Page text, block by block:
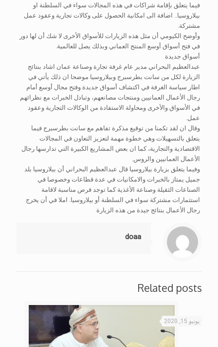
فيما يتعلق بإقامة شراكات في هذه المجالات سواء في السلطنة او
بيلاروسيا.. اضافة الى امكانية الحصول على وكالات تجارية وعقود عمل
مشتركة.
وأوضح الكيومي أن مثل هذه الزيارات للأسواق الأخرى لا شك أن لها دور
في فتح أسواق أوسع المنتج العماني وبذلك يصل للعالمية.
أسواق جديدة
عبدالعظيم البحراني مدير عام غرفة تجارة وصناعة عمان اشاد بنتائج
الزيارة لكل من سانت بطرسبرج وبيلاروسيا موضحا ان ذلك يأتي في
اطار سياسة الغرفة في اكتشاف أسواق جديدة وفتح مجال أوسع أمام
رجال الأعمال العمانيين ومنتجات مصانعهم، وتبادل الخبرات مع نظرائهم
في الأسواق والأخرى ومحاولة الاستفادة من الوكالات التجارية وعقود
عمل.
وقال ان لقد تكمنا من توقيع مذكرة تفاهم مع سانت بطرسبرج فيما
يتعلق بالتسهيلات وهي خطوة مهمة لتعزيز التعاون في المجالات
الاقتصادية والتجارية، كما ان بعض المشاريع الكبيرة التي تدارسها رجال
الأعمال العمانيين والروس.
وفيما يتعلق بزيارة بيلاروسيا قال عبدالعظيم البحراني أن بيلاروسيا بلد
جميل يمتاز بالخبرات والامكانيات في عدة قطاعات وخصوصا في
الصناعات الثقيلة وصناعة الأغذية كما توجد فرص مناسبة لاقامة
استثمارات مشتركة سواء في السلطنة أو بيلاروسيا. املا في أن يخرج
رجال الأعمال بنتائج جيدة من هذه الزيارة
doaa
Related posts
يونيو 15, 2020